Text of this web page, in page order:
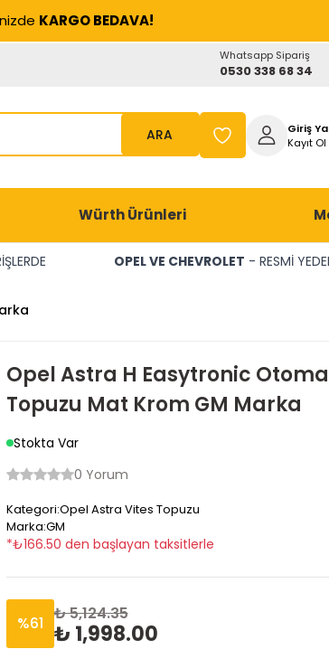
KARGO BEDAVA!
Whatsapp Sipariş
0530 338 68 34
ARA
Giriş
Kayıt Ol
Würth Ürünleri
OPEL VE CHEVROLET - RESMİ
Opel Astra H Easytronic
Topuzu Mat Krom GM Marka
Stokta Var
0 Yorum
Kategori:Opel Astra Vites Topuzu
Marka:GM
*₺166.50 den başlayan taksitlerle
%61 ₺ 5,124.35
₺ 1,998.00